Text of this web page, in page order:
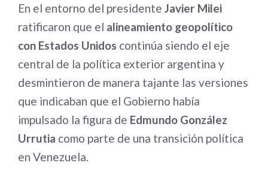
En el entorno del presidente Javier Milei
ratificaron que el alineamiento geopolítico
con Estados Unidos continúa siendo el eje
central de la política exterior argentina y
desmintieron de manera tajante las versiones
que indicaban que el Gobierno había
impulsado la figura de Edmundo González
Urrutia como parte de una transición política
en Venezuela.